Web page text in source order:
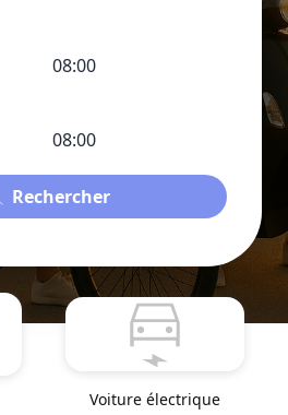
Rechercher
Voiture électrique